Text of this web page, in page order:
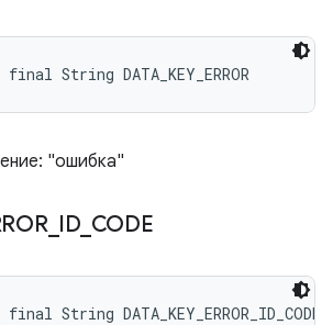
String DATA_KEY_ERROR
"ошибка"
_ ID_ CODE
String DATA_KEY_ERROR_ID_CODE